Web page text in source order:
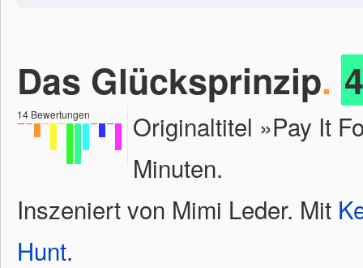
Das Glücksprinzip.
14 Bewertungen
Originaltitel »Pay It
Minuten.
Inszeniert von Mimi Leder. Mit
Hunt.